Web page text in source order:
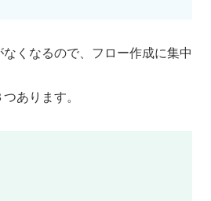
くなるので、フロー作成に集中
あります。